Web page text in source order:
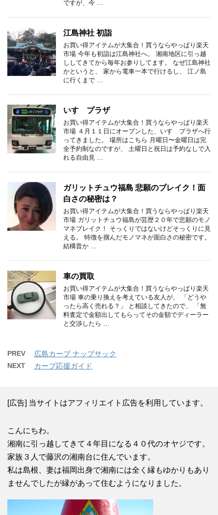
ですが、今 …
江島神社 初詣
お買い得アイテムが大集合！買うならやっぱり楽天
市場 今年も初詣は江島神社へ。 湘南地区に引っ越
ししてきてから毎年お参りしてます。 なぜ江島神社
かというと、 家から電車一本で行けるし、 江ノ島
に行くまで …
いすゞプラザ
お買い得アイテムが大集合！買うならやっぱり楽天
市場 ４月１１日にオープンした、いすゞプラザへ行
ってきました。 場所はこちら 月曜日〜金曜日は完
全予約制なのですが、 土曜日と祝日は予約なしで入
れる自由見 …
ガリットチュウ福島 悲願のブレイク！面
白さの秘密は？
お買い得アイテムが大集合！買うならやっぱり楽天
市場 ガリットチュウ福島が芸歴２０年で悲願のモノ
マネブレイク！ そっくりではないけどそっくりに見
える。 特徴を掴んだモノマネが面白さの秘密です。
結構昔か …
車の買取
お買い得アイテムが大集合！買うならやっぱり楽天
市場 車の乗り換えを考えている友人が、 「どうや
ったら高く売れる？」 と相談してきたので、 「無
料査定で金額出してもらってその金額でディーラー
と交渉したら …
PREV 広島カープ ナップサック
NEXT カープ応援ガイド
[広告] 当サイトはアフィリエイト広告を利用しています。
こんにちわ。
湘南に引っ越してきて４年目になる４０代のオヤジです。
家族３人で藤沢の湘南台に住んでいます。
私は島根、妻は福岡出身で湘南には全く縁もゆかりもあり
ませんでしたが縁があって住むようになりました。